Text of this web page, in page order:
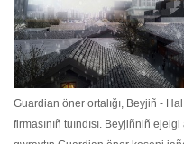
Guardian öner ortalığı, Beyjiñ -
firmasınıñ tuındısı. Beyjiñniñ